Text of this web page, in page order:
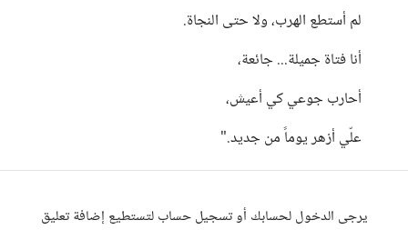
لم أستطع الهرب، ولا حتى النجاة.
أنا فتاة جميلة... جائعة،
أحارب جوعي كي أعيش،
علّي أزهر يوماً من جديد."
يرجى الدخول لحسابك أو تسجيل حساب لتستطيع إضافة تعليق